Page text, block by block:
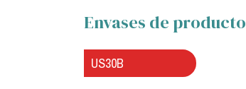
Envases de producto
US30B